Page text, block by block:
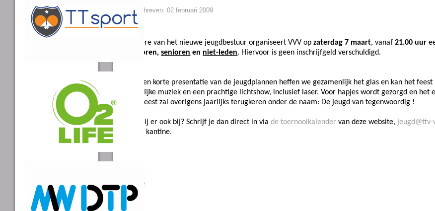
Sponsoring Geschreven: 02 februari 2009
Ter ere van het nieuwe jeugdbestuur organiseert VVV opzaterdag 7 maart, vanaf21.00 uur
junioren,senioren en niet-leden. Hiervoor is geen inschrijfgeld verschuldigd.
Na een korte presentatie van de jeugdplannen heffen we gezamenlijk het glas en kan het
heerlijke muziek en een prachtige lichtshow, inclusief laser. Voor hapjes wordt gezorgd en het
Het feest zal overigens jaarlijks terugkeren onder de naam: De jeugd van tegenwoordig !
Ben jij er ook bij? Schrijf je dan direct in viade toernooikalender van deze website, jeugd@ttv-
in de kantine.
Tweet
Share
0